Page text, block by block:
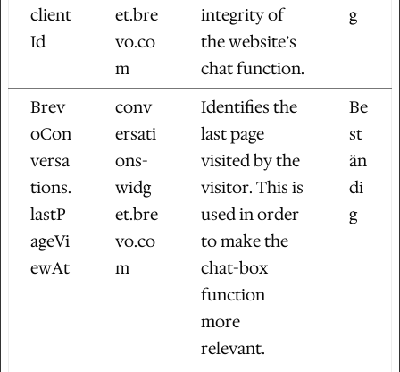
client
Id
et.bre
vo.co
m
integrity of
the website’s
chat function.
g
Brev
oCon
versa
tions.
lastP
ageVi
ewAt
conv
ersati
ons-
widg
et.bre
vo.co
m
Identifies the
last page
visited by the
visitor. This is
used in order
to make the
chat-box
function
more
relevant.
Be
st
än
di
g